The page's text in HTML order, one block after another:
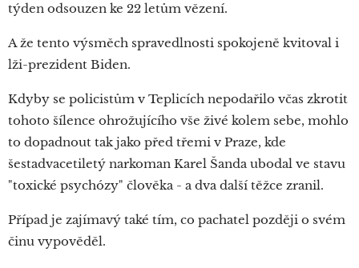
týden odsouzen ke 22 letům vězení.
A že tento výsměch spravedlnosti spokojeně kvitoval i
lži-prezident Biden.
Kdyby se policistům v Teplicích nepodařilo včas zkrotit
tohoto šílence ohrožujícího vše živé kolem sebe, mohlo
to dopadnout tak jako před třemi v Praze, kde
šestadvacetiletý narkoman Karel Šanda ubodal ve stavu
"toxické psychózy" člověka - a dva další těžce zranil.
Případ je zajímavý také tím, co pachatel později o svém
činu vypověděl.